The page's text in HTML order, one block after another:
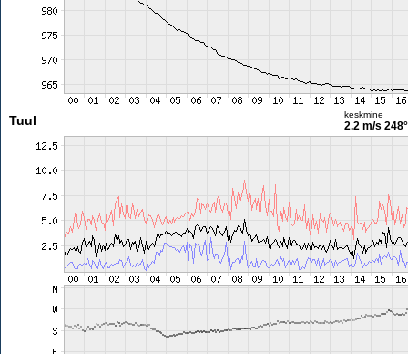
Tuul keskmine
2.2 m/s 248°